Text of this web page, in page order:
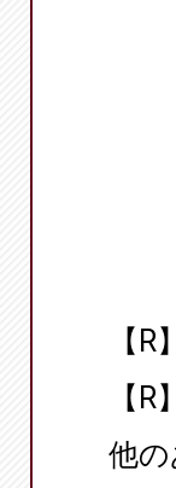
【
【R
他